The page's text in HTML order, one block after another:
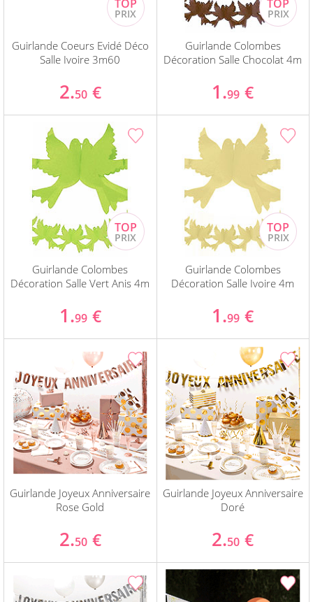
Guirlande Coeurs Evidé Déco
Salle Ivoire 3m60
2.50 €
Guirlande Colombes
Décoration Salle Chocolat 4m
1.99 €
Guirlande Colombes
Décoration Salle Vert Anis 4m
1.99 €
Guirlande Colombes
Décoration Salle Ivoire 4m
1.99 €
Guirlande Joyeux Anniversaire
Rose Gold
2.50 €
Guirlande Joyeux Anniversaire
Doré
2.50 €